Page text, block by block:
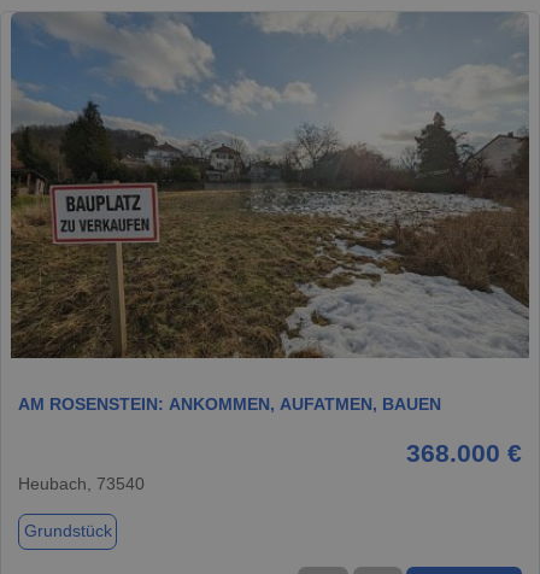
1 / 6
AM ROSENSTEIN: ANKOMMEN, AUFATMEN, BAUEN
368.000 €
Heubach, 73540
Grundstück